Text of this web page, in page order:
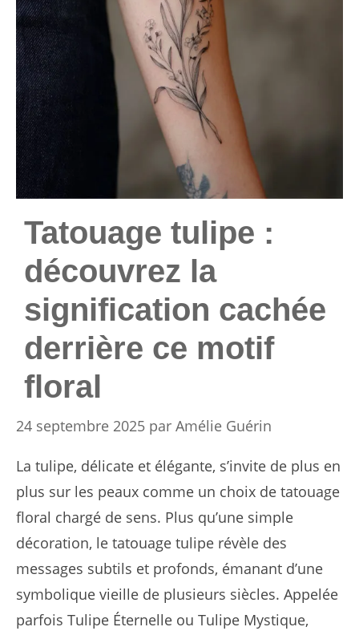
Tatouage tulipe :
découvrez la
signification cachée
derrière ce motif
floral
24 septembre 2025 par Amélie Guérin
La tulipe, délicate et élégante, s’invite de plus en
plus sur les peaux comme un choix de tatouage
floral chargé de sens. Plus qu’une simple
décoration, le tatouage tulipe révèle des
messages subtils et profonds, émanant d’une
symbolique vieille de plusieurs siècles. Appelée
parfois Tulipe Éternelle ou Tulipe Mystique,